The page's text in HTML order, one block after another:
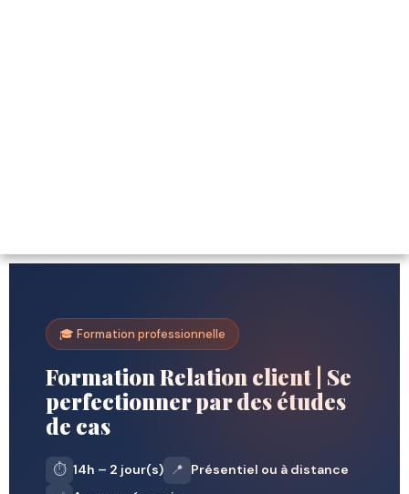
🎓 Formation professionnelle
Formation Relation client | Se
perfectionner par des études
de cas
⏱️ 14h – 2 jour(s) 📍 Présentiel ou à distance